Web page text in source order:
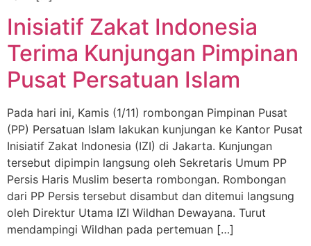
Inisiatif Zakat Indonesia
Terima Kunjungan Pimpinan
Pusat Persatuan Islam
Pada hari ini, Kamis (1/11) rombongan Pimpinan Pusat
(PP) Persatuan Islam lakukan kunjungan ke Kantor Pusat
Inisiatif Zakat Indonesia (IZI) di Jakarta. Kunjungan
tersebut dipimpin langsung oleh Sekretaris Umum PP
Persis Haris Muslim beserta rombongan. Rombongan
dari PP Persis tersebut disambut dan ditemui langsung
oleh Direktur Utama IZI Wildhan Dewayana. Turut
mendampingi Wildhan pada pertemuan […]